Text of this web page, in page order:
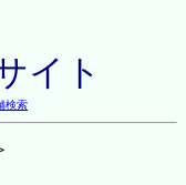
イト
検索